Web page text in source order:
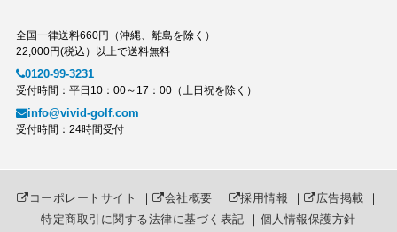
全国一律送料660円（沖縄、離島を除く）
22,000円(税込）以上で送料無料
0120-99-3231
受付時間：平日10：00～17：00（土日祝を除く）
info@vivid-golf.com
受付時間：24時間受付
コーポレートサイト ｜ 会社概要 ｜ 採用情報 ｜ 広告掲載 ｜
特定商取引に関する法律に基づく表記 ｜ 個人情報保護方針